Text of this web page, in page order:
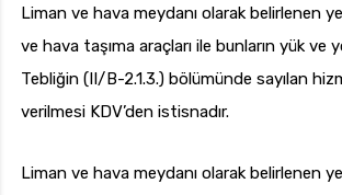
Liman ve hava meydanı olarak belirlenen
ve hava taşıma araçları ile bunların yük ve
Tebliğin (II/B-2.1.3.) bölümünde sayılan
verilmesi KDV’den istisnadır.
Liman ve hava meydanı olarak belirlenen